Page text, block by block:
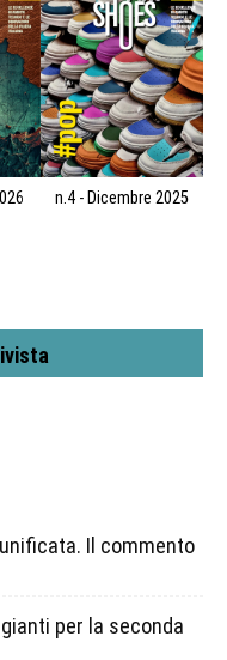
n.4 - Dicembre 2025
Il commento
per la seconda